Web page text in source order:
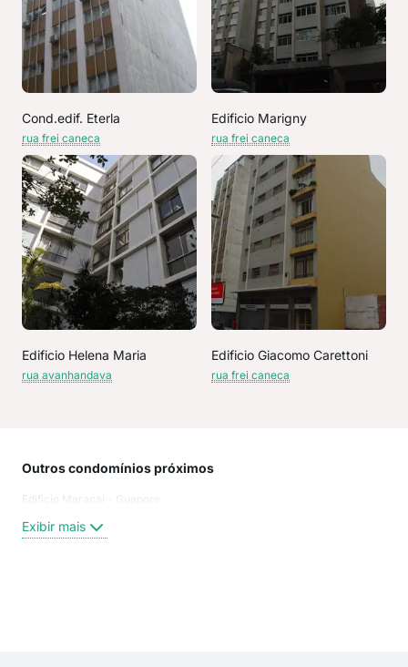
Cond.edif. Eterla
rua frei caneca
Edificio Marigny
rua frei caneca
Edificio Helena Maria
rua avanhandava
Edificio Giacomo Carettoni
rua frei caneca
Outros condomínios próximos
Edificio Maracai - Guapore
Exibir mais